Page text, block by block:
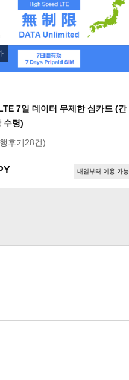
7일 데이터 무제한 심카드 (간
수령)
후기28건)
내일부터 이용 가능